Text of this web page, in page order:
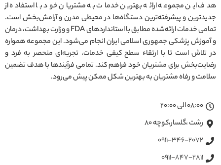
هدف این مجموعه ارائه بهترین خدمات به مشتریان خود با استفاده از
جدیدترین و پیشرفته‌ترین دستگاه‌ها در محیطی مدرن و آرامش‌بخش است.
تمامی خدمات ارائه‌شده مطابق با استانداردهای FDA و وزارت بهداشت، درمان
و آموزش پزشکی جمهوری اسلامی ایران انجام می‌شود. این مجموعه همواره
در تلاش است تا با ارتقاء سطح کیفی خدمات، تجربه‌ای منحصر به فرد و
رضایت‌بخش برای مشتریان خود فراهم کند. تمامی فرآیندها با هدف تضمین
سلامت و رفاه مشتریان به بهترین شکل ممکن پیش می‌رود.
08:00 الی 20:00
رشت ،گلسار،کوچه ۸۰
0911-346-2072
0911-847-2811